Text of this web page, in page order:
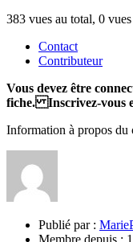
383 vues au total, 0
Contact
Contributeur
Vous devez être
fiche. Inscrivez-vous
Information à propos du
Publié par :
Membre depuis :